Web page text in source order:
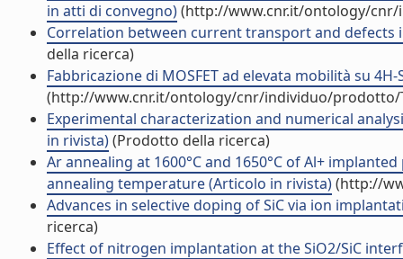
in atti di convegno)(http://www.cnr.it/ontology/
Correlation between current transport and defects
della ricerca)
Fabbricazione di MOSFET ad elevata mobilità su
(http://www.cnr.it/ontology/cnr/individuo/prodotto/
Experimental characterization and numerical
in rivista)(Prodotto della ricerca)
Ar annealing at 1600°C and 1650°C of Al+
annealing temperature (Articolo in rivista)(http://
Advances in selective doping of SiC via ion
ricerca)
Effect of nitrogen implantation at the SiO2/SiC